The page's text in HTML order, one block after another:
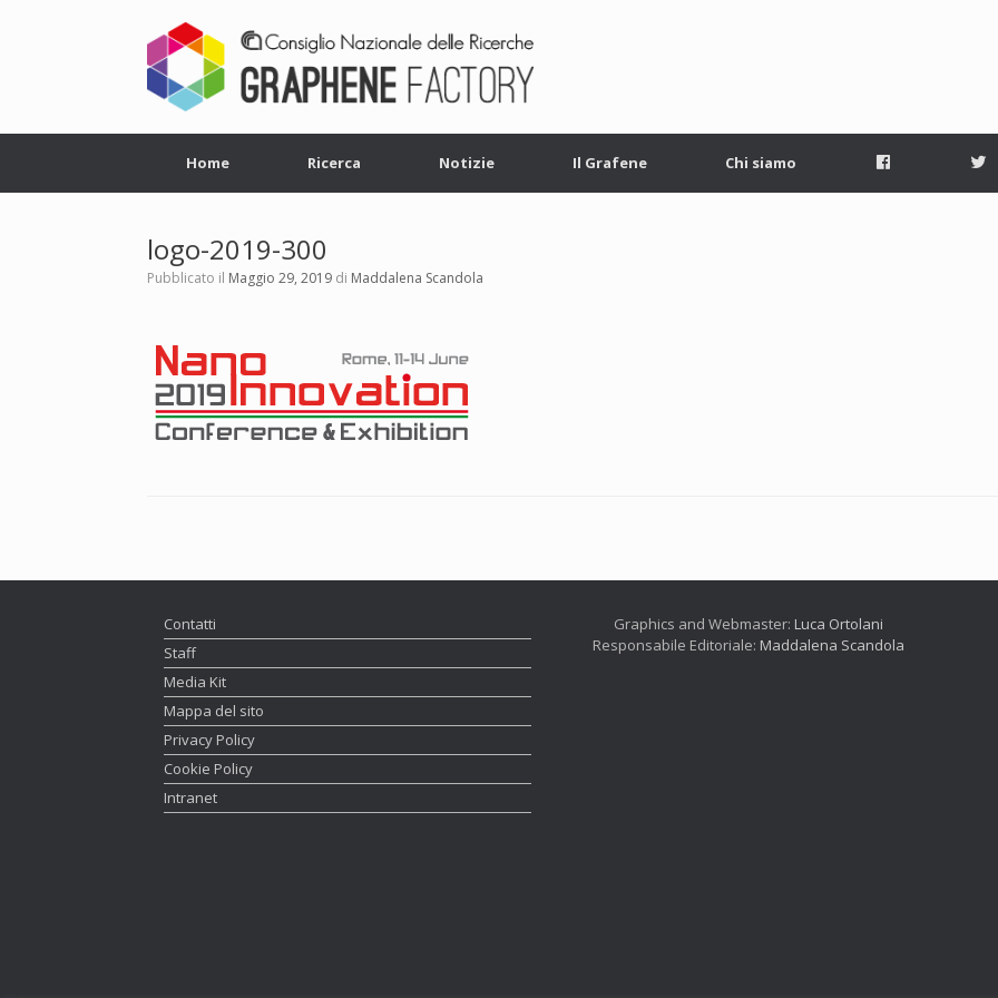
Home Ricerca Notizie Il Grafene Chi siamo
logo-2019-300
Pubblicato il Maggio 29, 2019 di Maddalena Scandola
Contatti
Staff
Media Kit
Mappa del sito
Privacy Policy
Cookie Policy
Intranet
Graphics and Webmaster: Luca Ortolani
Responsabile Editoriale: Maddalena Scandola